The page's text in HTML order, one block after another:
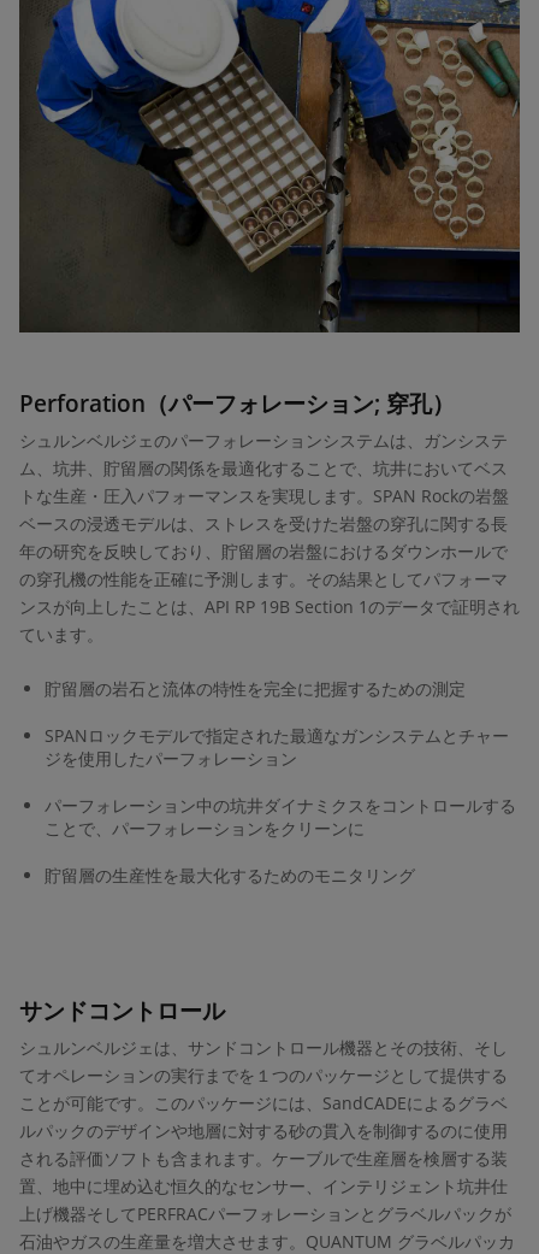
Perforation（パーフォレーション; 穿孔）
シュルンベルジェのパーフォレーションシステムは、ガンシステ
ム、坑井、貯留層の関係を最適化することで、坑井においてベス
トな生産・圧入パフォーマンスを実現します。SPAN Rockの岩盤
ベースの浸透モデルは、ストレスを受けた岩盤の穿孔に関する長
年の研究を反映しており、貯留層の岩盤におけるダウンホールで
の穿孔機の性能を正確に予測します。その結果としてパフォーマ
ンスが向上したことは、API RP 19B Section 1のデータで証明され
ています。
貯留層の岩石と流体の特性を完全に把握するための測定
SPANロックモデルで指定された最適なガンシステムとチャー
ジを使用したパーフォレーション
パーフォレーション中の坑井ダイナミクスをコントロールする
ことで、パーフォレーションをクリーンに
貯留層の生産性を最大化するためのモニタリング
サンドコントロール
シュルンベルジェは、サンドコントロール機器とその技術、そし
てオペレーションの実行までを１つのパッケージとして提供する
ことが可能です。このパッケージには、SandCADEによるグラベ
ルパックのデザインや地層に対する砂の貫入を制御するのに使用
される評価ソフトも含まれます。ケーブルで生産層を検層する装
置、地中に埋め込む恒久的なセンサー、インテリジェント坑井仕
上げ機器そしてPERFRACパーフォレーションとグラベルパックが
石油やガスの生産量を増大させます。QUANTUM グラベルパッカ